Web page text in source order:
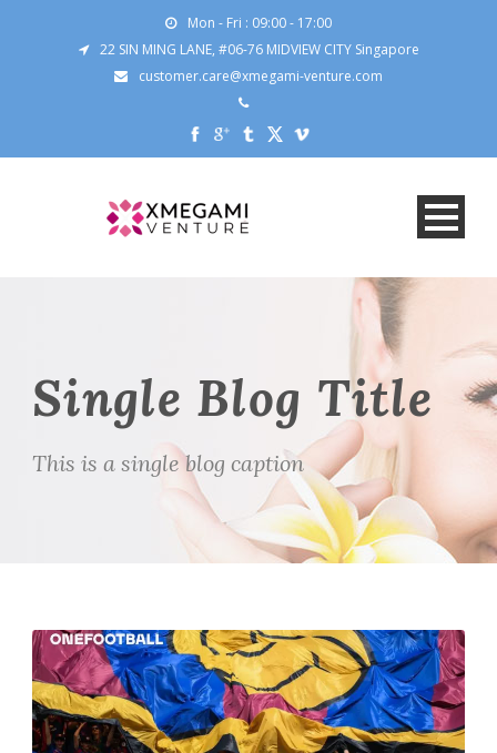
Mon - Fri : 09:00 - 17:00
22 SIN MING LANE, #06-76 MIDVIEW CITY Singapore
customer.care@xmegami-venture.com
Single Blog Title
This is a single blog caption